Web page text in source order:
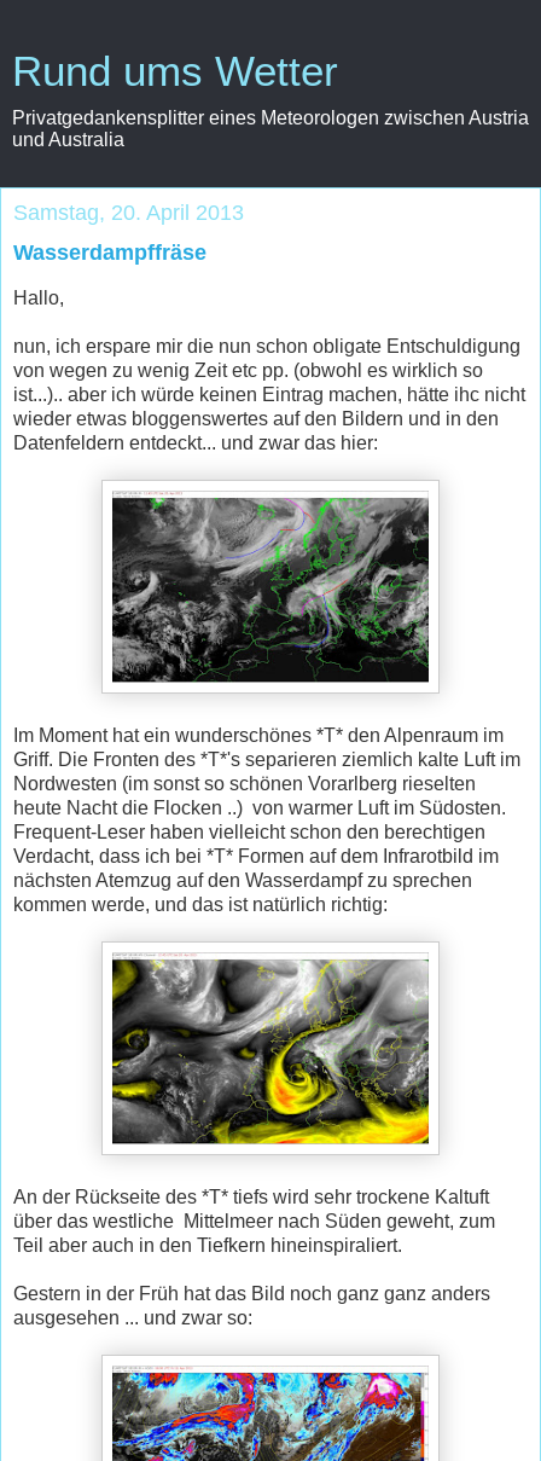
Rund ums Wetter
Privatgedankensplitter eines Meteorologen zwischen Austria
und Australia
Samstag, 20. April 2013
Wasserdampffräse
Hallo,
nun, ich erspare mir die nun schon obligate Entschuldigung
von wegen zu wenig Zeit etc pp. (obwohl es wirklich so
ist...).. aber ich würde keinen Eintrag machen, hätte ihc nicht
wieder etwas bloggenswertes auf den Bildern und in den
Datenfeldern entdeckt... und zwar das hier:
Im Moment hat ein wunderschönes *T* den Alpenraum im
Griff. Die Fronten des *T*'s separieren ziemlich kalte Luft im
Nordwesten (im sonst so schönen Vorarlberg rieselten
heute Nacht die Flocken ..) von warmer Luft im Südosten.
Frequent-Leser haben vielleicht schon den berechtigen
Verdacht, dass ich bei *T* Formen auf dem Infrarotbild im
nächsten Atemzug auf den Wasserdampf zu sprechen
kommen werde, und das ist natürlich richtig:
An der Rückseite des *T* tiefs wird sehr trockene Kaltuft
über das westliche Mittelmeer nach Süden geweht, zum
Teil aber auch in den Tiefkern hineinspiraliert.
Gestern in der Früh hat das Bild noch ganz ganz anders
ausgesehen ... und zwar so: